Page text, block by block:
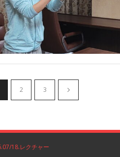
2 3
18.レクチャー